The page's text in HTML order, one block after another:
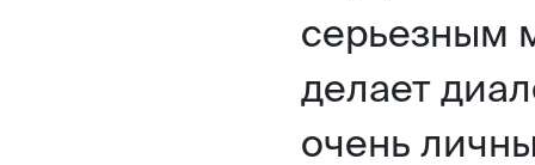
серьезным
делает
очень